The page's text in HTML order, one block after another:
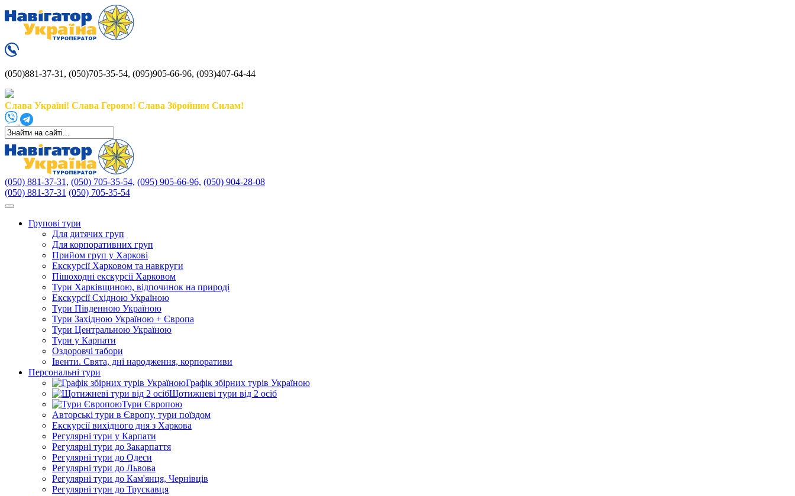
(050)881-37-31, (050)705-35-54, (095)905-66-96, (093)407-64-44
Слава Україні! Слава Героям! Слава Збройним Силам!
(050) 881-37-31, (050) 705-35-54, (095) 905-66-96, (050) 904-28-08
(050) 881-37-31 (050) 705-35-54
Групові тури
Для дитячих груп
Для корпоративних груп
Прийом груп у Харкові
Екскурсії Харковом та навкруги
Пішоходні екскурсії Харковом
Тури Харківщиною, відпочинок на природі
Екскурсії Східною Україною
Тури Південною Україною
Тури Західною Україною + Європа
Тури Центральною Україною
Тури у Карпати
Оздоровчі табори
Івенти. Свята, дні народження, корпоративи
Персональні тури
Графік збірних турів Україною
Щотижневі тури від 2 осіб
Тури Європою
Авторські тури в Європу, тури поїздом
Екскурсії вихідного дня з Харкова
Регулярні тури у Карпати
Регулярні тури до Закарпаття
Регулярні тури до Одеси
Регулярні тури до Львова
Регулярні тури до Кам'янця, Чернівців
Регулярні тури до Трускавця